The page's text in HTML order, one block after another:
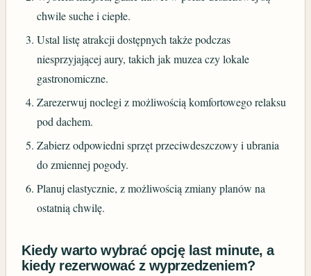
chwile suche i ciepłe.
Ustal listę atrakcji dostępnych także podczas
niesprzyjającej aury, takich jak muzea czy lokale
gastronomiczne.
Zarezerwuj noclegi z możliwością komfortowego relaksu
pod dachem.
Zabierz odpowiedni sprzęt przeciwdeszczowy i ubrania
do zmiennej pogody.
Planuj elastycznie, z możliwością zmiany planów na
ostatnią chwilę.
Kiedy warto wybrać opcję last minute, a
kiedy rezerwować z wyprzedzeniem?